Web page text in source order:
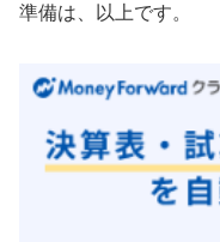
準備は、以上です。